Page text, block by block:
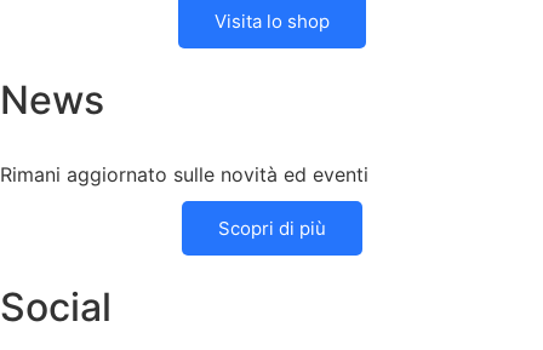
Visita lo shop
News
Rimani aggiornato sulle novità ed eventi
Scopri di più
Social